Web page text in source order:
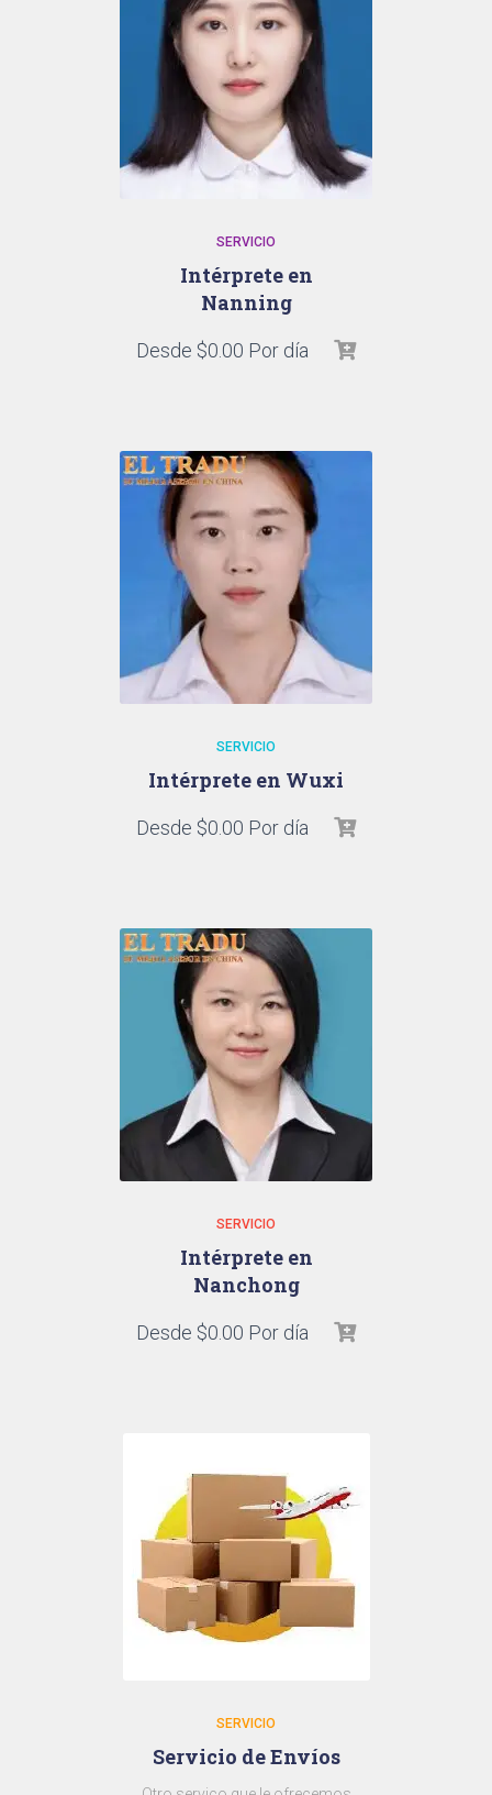
SERVICIO
Intérprete en
Nanning
Desde $0.00 Por día
SERVICIO
Intérprete en Wuxi
Desde $0.00 Por día
SERVICIO
Intérprete en
Nanchong
Desde $0.00 Por día
SERVICIO
Servicio de Envíos